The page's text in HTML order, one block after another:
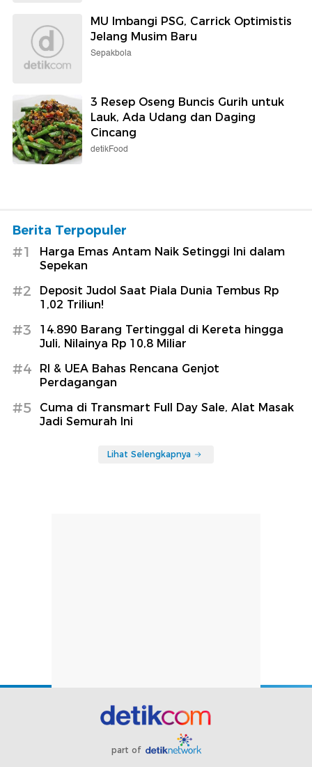
MU Imbangi PSG, Carrick Optimistis
Jelang Musim Baru
Sepakbola
3 Resep Oseng Buncis Gurih untuk
Lauk, Ada Udang dan Daging
Cincang
detikFood
Berita Terpopuler
#1
Harga Emas Antam Naik Setinggi Ini dalam
Sepekan
#2
Deposit Judol Saat Piala Dunia Tembus Rp
1,02 Triliun!
#3
14.890 Barang Tertinggal di Kereta hingga
Juli, Nilainya Rp 10,8 Miliar
#4
RI & UEA Bahas Rencana Genjot
Perdagangan
#5
Cuma di Transmart Full Day Sale, Alat Masak
Jadi Semurah Ini
Lihat Selengkapnya
part of